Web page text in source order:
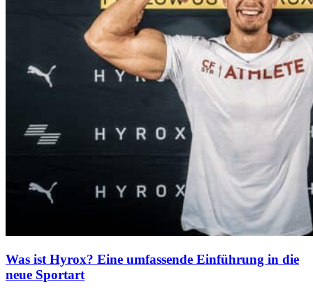
Was ist Hyrox? Eine umfassende Einführung in die
neue Sportart